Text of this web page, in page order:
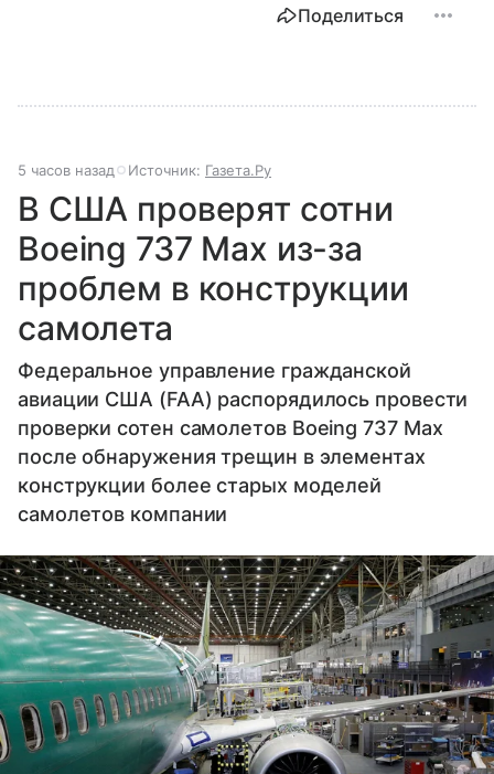
Поделиться
5 часов назад Источник: Газета.Ру
В США проверят сотни
Boeing 737 Max из-за
проблем в конструкции
самолета
Федеральное управление гражданской
авиации США (FAA) распорядилось провести
проверки сотен самолетов Boeing 737 Max
после обнаружения трещин в элементах
конструкции более старых моделей
самолетов компании